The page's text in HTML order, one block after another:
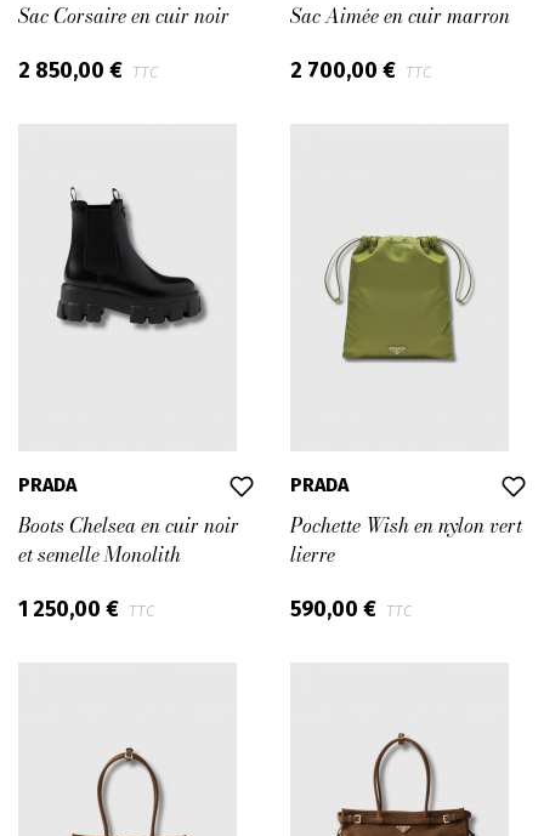
Sac Corsaire en cuir noir
2 850,00 € TTC
Sac Aimée en cuir marron
2 700,00 € TTC
PRADA
Boots Chelsea en cuir noir
et semelle Monolith
1 250,00 € TTC
PRADA
Pochette Wish en nylon vert
lierre
590,00 € TTC